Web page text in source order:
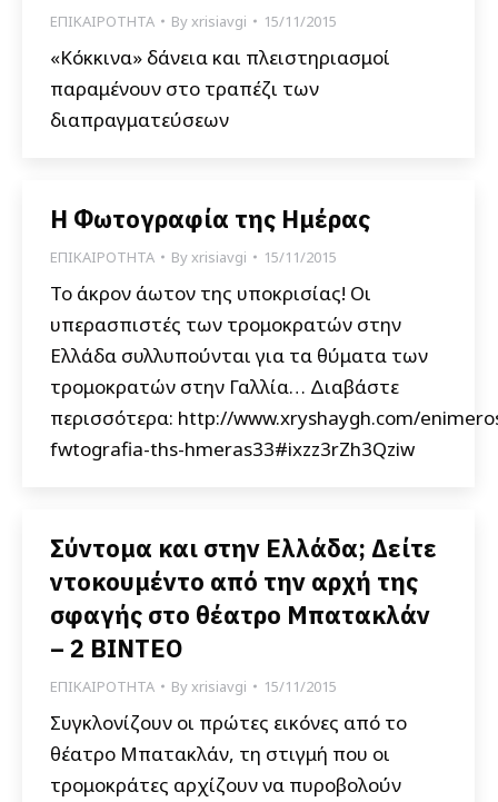
ΕΠΙΚΑΙΡΟΤΗΤΑ Byxrisiavgi 15/11/2015
«Κόκκινα» δάνεια και πλειστηριασμοί
παραμένουν στο τραπέζι των
διαπραγματεύσεων
Η Φωτογραφία της Ημέρας
ΕΠΙΚΑΙΡΟΤΗΤΑ Byxrisiavgi 15/11/2015
Το άκρον άωτον της υποκρισίας! Οι
υπερασπιστές των τρομοκρατών στην
Ελλάδα συλλυπούνται για τα θύματα των
τρομοκρατών στην Γαλλία… Διαβάστε
περισσότερα: http://www.xryshaygh.com/
fwtografia-ths-hmeras33#ixzz3rZh3Qziw
Σύντομα και στην Ελλάδα; Δείτε
ντοκουμέντο από την αρχή της
σφαγής στο θέατρο Μπατακλάν
– 2 ΒΙΝΤΕΟ
ΕΠΙΚΑΙΡΟΤΗΤΑ Byxrisiavgi 15/11/2015
Συγκλονίζουν οι πρώτες εικόνες από το
θέατρο Μπατακλάν, τη στιγμή που οι
τρομοκράτες αρχίζουν να πυροβολούν